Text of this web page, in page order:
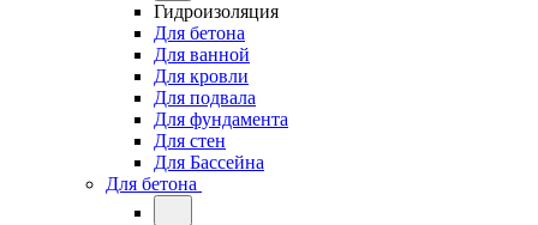
Гидроизоляция
Для бетона
Для ванной
Для кровли
Для подвала
Для фундамента
Для стен
Для Бассейна
Для бетона